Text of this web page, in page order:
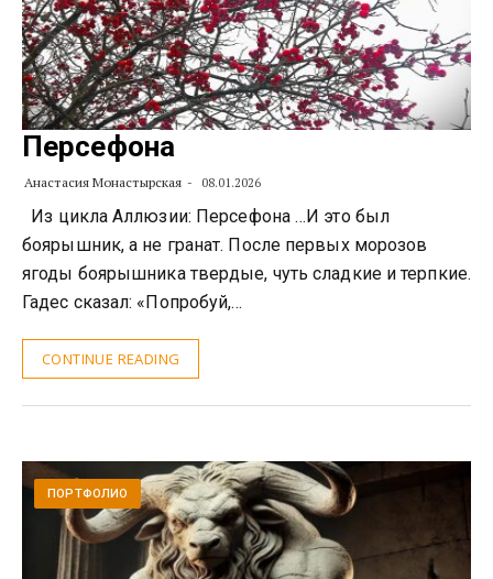
Персефона
Анастасия Монастырская 08.01.2026
Из цикла Аллюзии: Персефона …И это был
боярышник, а не гранат. После первых морозов
ягоды боярышника твердые, чуть сладкие и терпкие.
Гадес сказал: «Попробуй,…
CONTINUE READING
ПОРТФОЛИО